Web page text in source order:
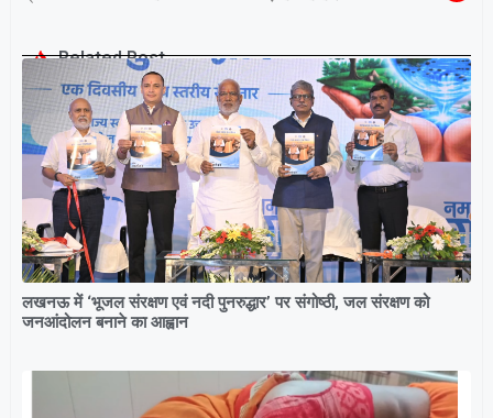
Related Post
लखनऊ में ‘भूजल संरक्षण एवं नदी पुनरुद्धार’ पर संगोष्ठी, जल संरक्षण को
जनआंदोलन बनाने का आह्वान